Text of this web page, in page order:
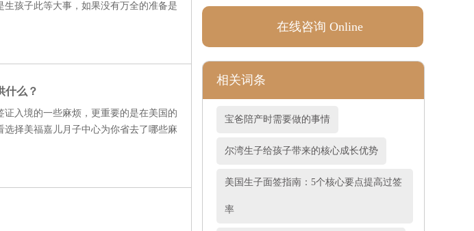
孩子此等大事，如果没有万全的准备是
如何区分服务机构的好坏？我们来分析
什么？
入境的一些麻烦，更重要的是在美国的
择美福嘉儿月子中心为你省去了哪些麻
在线咨询 Online
相关词条
宝爸陪产时需要做的事情
尔湾生子给孩子带来的核心成长优势
美国生子面签指南：5个核心要点提高过签
率